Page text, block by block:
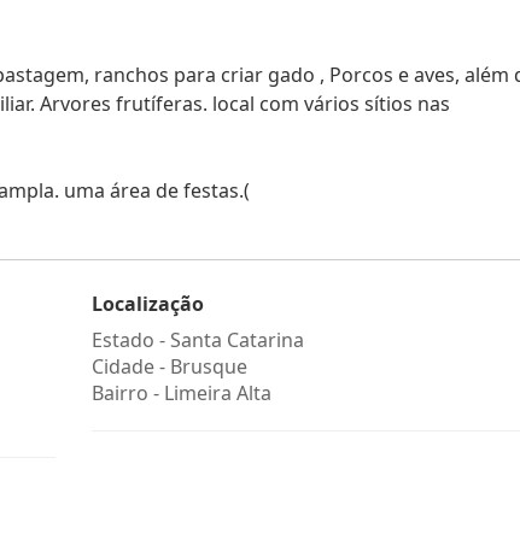
ranchos para criar gado , Porcos e aves, além
Arvores frutíferas. local com vários sítios nas
uma área de festas.(
Localização
Estado -Santa Catarina
Cidade - Brusque
Bairro - Limeira Alta